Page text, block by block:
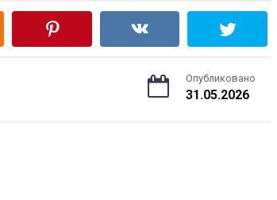
Опубликовано
31.05.2026